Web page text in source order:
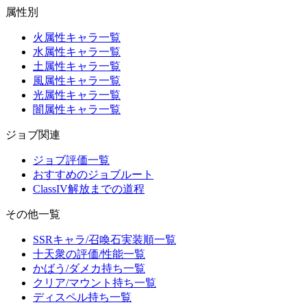
属性別
火属性キャラ一覧
水属性キャラ一覧
土属性キャラ一覧
風属性キャラ一覧
光属性キャラ一覧
闇属性キャラ一覧
ジョブ関連
ジョブ評価一覧
おすすめのジョブルート
ClassIV解放までの道程
その他一覧
SSRキャラ/召喚石実装順一覧
十天衆の評価/性能一覧
かばう/ダメカ持ち一覧
クリア/マウント持ち一覧
ディスペル持ち一覧